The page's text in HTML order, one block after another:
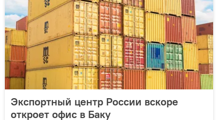
Экспортный центр России вскоре
откроет офис в Баку